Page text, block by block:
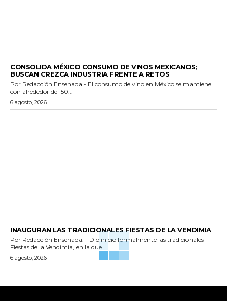
CONSOLIDA MÉXICO CONSUMO DE VINOS MEXICANOS;
BUSCAN CREZCA INDUSTRIA FRENTE A RETOS
Por Redacción Ensenada.- El consumo de vino en México se mantiene
con alrededor de 150...
6 agosto, 2026
INAUGURAN LAS TRADICIONALES FIESTAS DE LA VENDIMIA
Por Redacción Ensenada.- Dio inicio formalmente las tradicionales
Fiestas de la Vendimia, en la que...
6 agosto, 2026